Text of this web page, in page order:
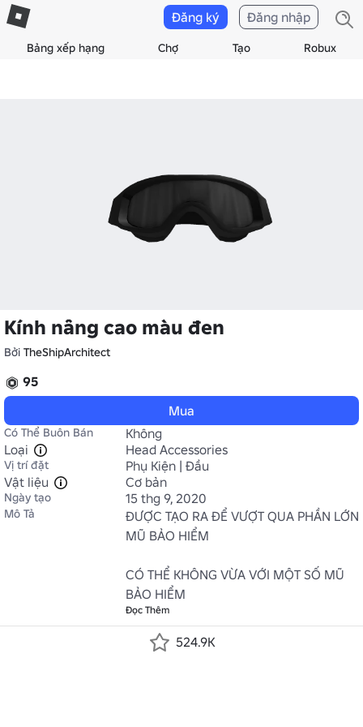
Bảng xếp hạng Chợ Tạo Robux
Đăng ký Đăng nhập
Kính nâng cao màu đen
Bởi TheShipArchitect
95
Mua
Có Thể Buôn Bán
Không
Loại
Head Accessories
Vị trí đặt
Phụ Kiện | Đầu
Vật liệu
Cơ bản
Ngày tạo 15 thg 9, 2020
Mô Tả
ĐƯỢC TẠO RA ĐỂ VƯỢT QUA PHẦN LỚN
MŨ BẢO HIỂM
CÓ THỂ KHÔNG VỪA VỚI MỘT SỐ MŨ
BẢO HIỂM
Đọc Thêm
524.9K